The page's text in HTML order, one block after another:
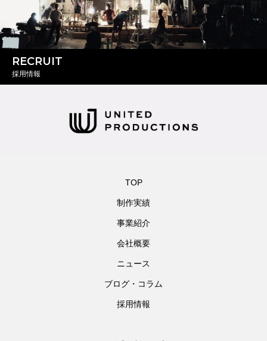
RECRUIT
採用情報
TOP
制作実績
事業紹介
会社概要
ニュース
ブログ・コラム
採用情報